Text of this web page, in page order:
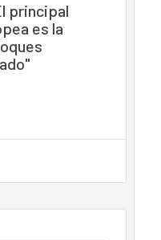
principal
es la